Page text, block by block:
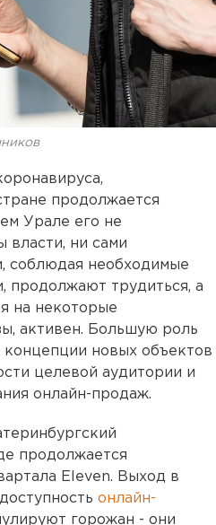
продолжается
Урале его не
власти, ни сами
соблюдая необходимые
продолжают трудиться, а
на некоторые
активен. Большую роль
новых объектов
целевой аудитории и
онлайн-продаж.
продолжается
Eleven. Выход в
онлайн-
горожан - они